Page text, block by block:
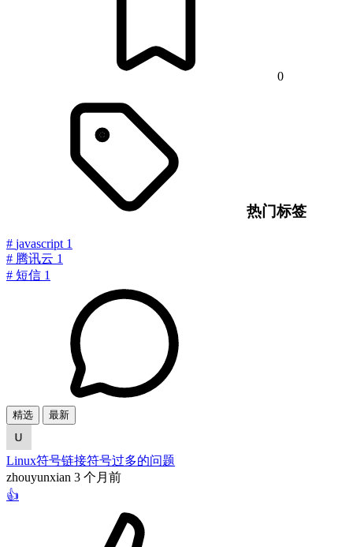
0
热门标签
# javascript 1
# 腾讯云 1
# 短信 1
精选 最新
Linux符号链接符号过多的问题
zhouyunxian 3 个月前
👍